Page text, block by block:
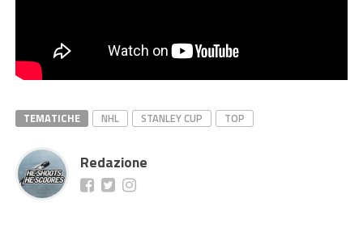
TEMATICHE NHL STANLEY CUP TOP
Redazione